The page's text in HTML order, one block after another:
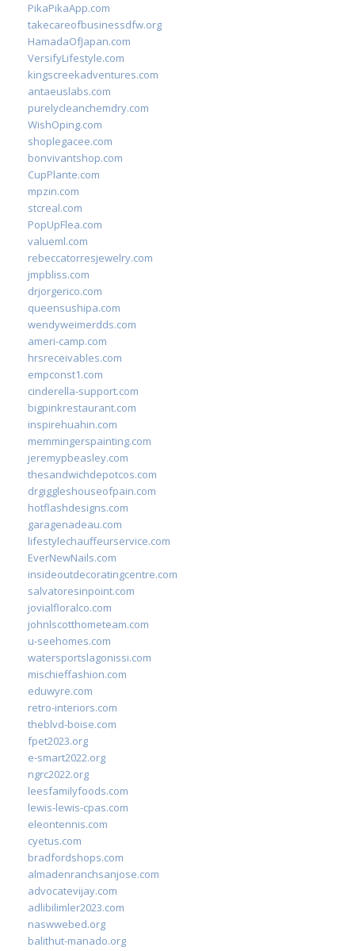
PikaPikaApp.com
takecareofbusinessdfw.org
HamadaOfJapan.com
VersifyLifestyle.com
kingscreekadventures.com
antaeuslabs.com
purelycleanchemdry.com
WishOping.com
shoplegacee.com
bonvivantshop.com
CupPlante.com
mpzin.com
stcreal.com
PopUpFlea.com
valueml.com
rebeccatorresjewelry.com
jmpbliss.com
drjorgerico.com
queensushipa.com
wendyweimerdds.com
ameri-camp.com
hrsreceivables.com
empconst1.com
cinderella-support.com
bigpinkrestaurant.com
inspirehuahin.com
memmingerspainting.com
jeremypbeasley.com
thesandwichdepotcos.com
drgiggleshouseofpain.com
hotflashdesigns.com
garagenadeau.com
lifestylechauffeurservice.com
EverNewNails.com
insideoutdecoratingcentre.com
salvatoresinpoint.com
jovialfloralco.com
johnlscotthometeam.com
u-seehomes.com
watersportslagonissi.com
mischieffashion.com
eduwyre.com
retro-interiors.com
theblvd-boise.com
fpet2023.org
e-smart2022.org
ngrc2022.org
leesfamilyfoods.com
lewis-lewis-cpas.com
eleontennis.com
cyetus.com
bradfordshops.com
almadenranchsanjose.com
advocatevijay.com
adlibilimler2023.com
naswwebed.org
balithut-manado.org